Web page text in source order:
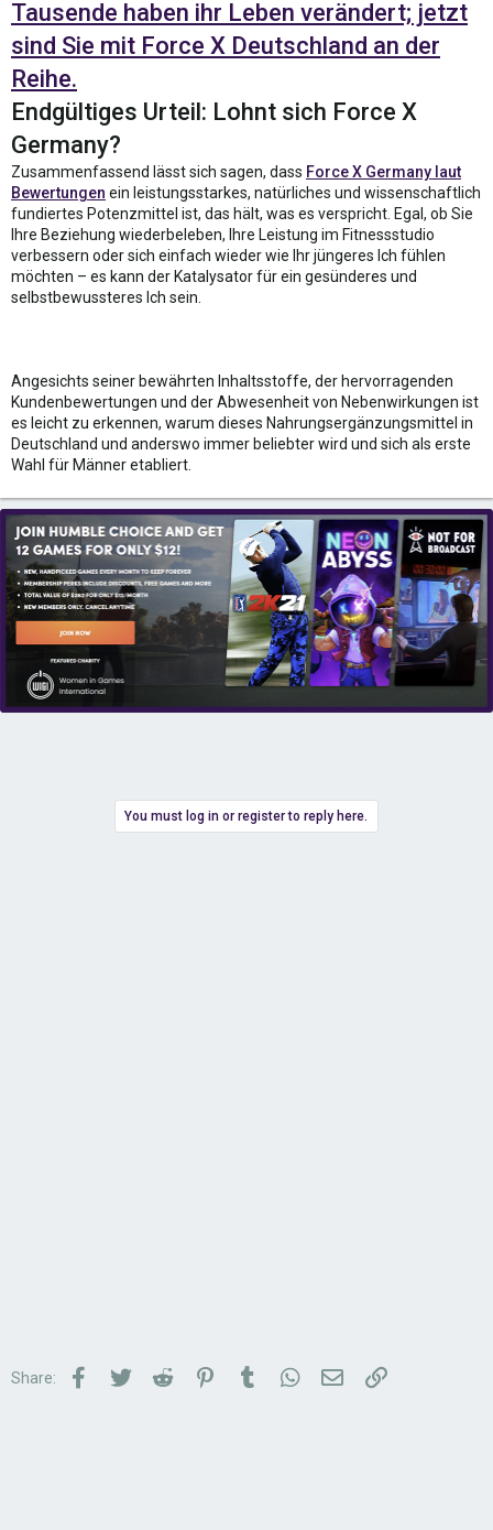
Tausende haben ihr Leben verändert; jetzt
sind Sie mit Force X Deutschland an der
Reihe.
Endgültiges Urteil: Lohnt sich Force X
Germany?
Zusammenfassend lässt sich sagen, dass Force X Germany laut
Bewertungen ein leistungsstarkes, natürliches und wissenschaftlich
fundiertes Potenzmittel ist, das hält, was es verspricht. Egal, ob Sie
Ihre Beziehung wiederbeleben, Ihre Leistung im Fitnessstudio
verbessern oder sich einfach wieder wie Ihr jüngeres Ich fühlen
möchten – es kann der Katalysator für ein gesünderes und
selbstbewussteres Ich sein.
Angesichts seiner bewährten Inhaltsstoffe, der hervorragenden
Kundenbewertungen und der Abwesenheit von Nebenwirkungen ist
es leicht zu erkennen, warum dieses Nahrungsergänzungsmittel in
Deutschland und anderswo immer beliebter wird und sich als erste
Wahl für Männer etabliert.
You must log in or register to reply here.
Share: Facebook
TwitterReddit PinterestTumblrWhatsApp
Email Link